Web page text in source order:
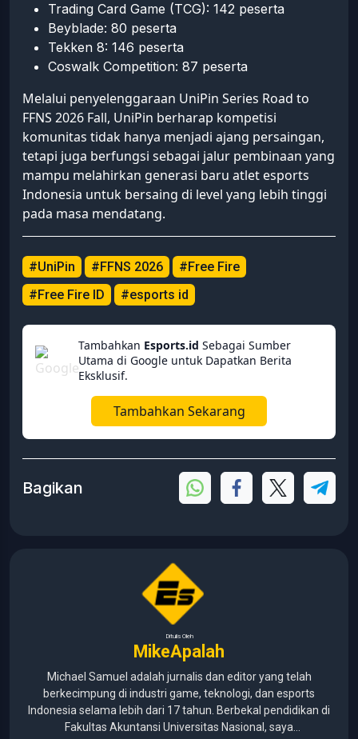
Trading Card Game (TCG): 142 peserta
Beyblade: 80 peserta
Tekken 8: 146 peserta
Coswalk Competition: 87 peserta
Melalui penyelenggaraan UniPin Series Road to
FFNS 2026 Fall, UniPin berharap kompetisi
komunitas tidak hanya menjadi ajang persaingan,
tetapi juga berfungsi sebagai jalur pembinaan yang
mampu melahirkan generasi baru atlet esports
Indonesia untuk bersaing di level yang lebih tinggi
pada masa mendatang.
#UniPin #FFNS 2026
#Free Fire
#Free Fire ID
#esports id
Tambahkan Esports.id Sebagai Sumber
Utama di Google untuk Dapatkan Berita
Eksklusif.
Tambahkan Sekarang
Bagikan
Ditulis Oleh
MikeApalah
Michael Samuel adalah jurnalis dan editor yang telah
berkecimpung di industri game, teknologi, dan esports
Indonesia selama lebih dari 17 tahun. Berbekal pendidikan di
Fakultas Akuntansi Universitas Nasional, saya